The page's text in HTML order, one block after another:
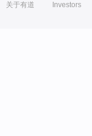
关于有道 Investors